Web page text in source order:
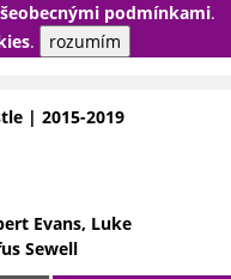
podmínkami.
. rozumím
PŘIHLÁSIT
| 2015-2019
Evans, Luke
Sewell